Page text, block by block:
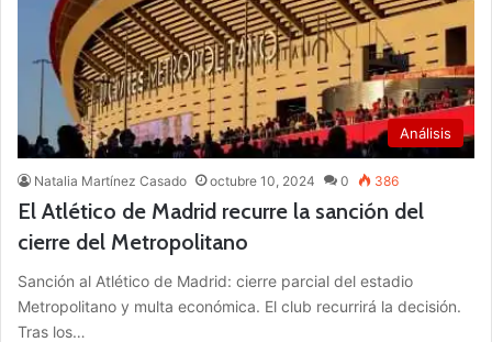
Análisis
Natalia Martínez Casado octubre 10, 2024 0 386
El Atlético de Madrid recurre la sanción del
cierre del Metropolitano
Sanción al Atlético de Madrid: cierre parcial del estadio
Metropolitano y multa económica. El club recurrirá la decisión.
Tras los…